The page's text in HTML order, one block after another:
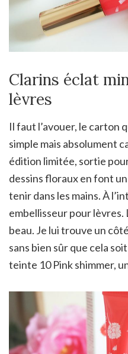
Clarins éclat
lèvres
Il faut l’avouer, le carton
simple mais absolument
édition limitée, sortie
dessins floraux en font
tenir dans les mains. À
embellisseur pour
beau. Je lui trouve un
sans bien sûr que cela
teinte 10 Pink shimmer,